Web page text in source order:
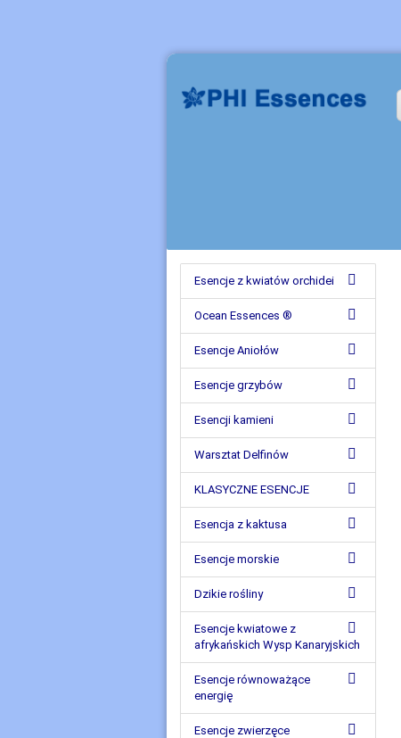
Esencje z kwiatów orchidei
Ocean Essences ®
Esencje Aniołów
Esencje grzybów
Esencji kamieni
Warsztat Delfinów
KLASYCZNE ESENCJE
Esencja z kaktusa
Esencje morskie
Dzikie rośliny
Esencje kwiatowe z
afrykańskich Wysp Kanaryjskich
Esencje równoważące
energię
Esencje zwierzęce